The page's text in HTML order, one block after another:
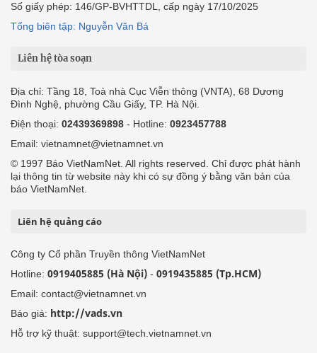
Số giấy phép: 146/GP-BVHTTDL, cấp ngày 17/10/2025
Tổng biên tập: Nguyễn Văn Bá
Liên hệ tòa soạn
Địa chỉ: Tầng 18, Toà nhà Cục Viễn thông (VNTA), 68 Dương
Đình Nghệ, phường Cầu Giấy, TP. Hà Nội.
Điện thoại: 02439369898 - Hotline: 0923457788
Email: vietnamnet@vietnamnet.vn
© 1997 Báo VietNamNet. All rights reserved. Chỉ được phát hành
lại thông tin từ website này khi có sự đồng ý bằng văn bản của
báo VietNamNet.
Liên hệ quảng cáo
Công ty Cổ phần Truyền thông VietNamNet
Hotline: 0919405885 (Hà Nội) - 0919435885 (Tp.HCM)
Email: contact@vietnamnet.vn
Báo giá: http://vads.vn
Hỗ trợ kỹ thuật: support@tech.vietnamnet.vn